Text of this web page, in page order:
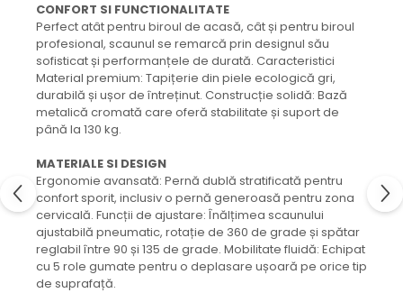
CONFORT SI FUNCTIONALITATE
Perfect atât pentru biroul de acasă, cât și pentru biroul
profesional, scaunul se remarcă prin designul său
sofisticat și performanțele de durată. Caracteristici
Material premium: Tapițerie din piele ecologică gri,
durabilă și ușor de întreținut. Construcție solidă: Bază
metalică cromată care oferă stabilitate și suport de
până la 130 kg.
MATERIALE SI DESIGN
Ergonomie avansată: Pernă dublă stratificată pentru
confort sporit, inclusiv o pernă generoasă pentru zona
cervicală. Funcții de ajustare: Înălțimea scaunului
ajustabilă pneumatic, rotație de 360 de grade și spătar
reglabil între 90 și 135 de grade. Mobilitate fluidă: Echipat
cu 5 role gumate pentru o deplasare ușoară pe orice tip
de suprafață.